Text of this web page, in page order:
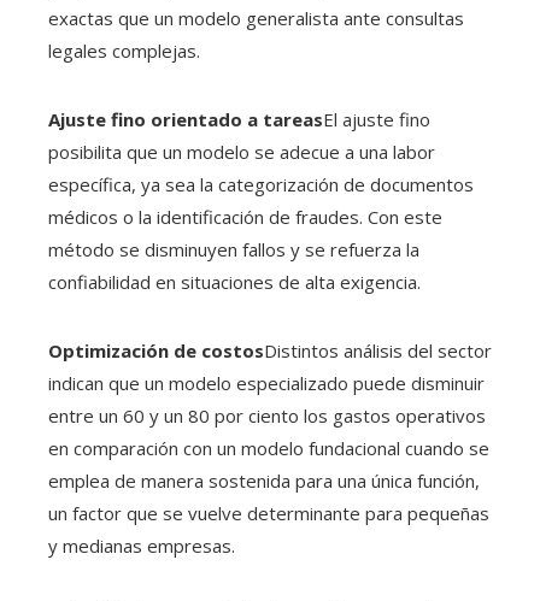
exactas que un modelo generalista ante consultas
legales complejas.
Ajuste fino orientado a tareasEl ajuste fino
posibilita que un modelo se adecue a una labor
específica, ya sea la categorización de documentos
médicos o la identificación de fraudes. Con este
método se disminuyen fallos y se refuerza la
confiabilidad en situaciones de alta exigencia.
Optimización de costosDistintos análisis del sector
indican que un modelo especializado puede disminuir
entre un 60 y un 80 por ciento los gastos operativos
en comparación con un modelo fundacional cuando se
emplea de manera sostenida para una única función,
un factor que se vuelve determinante para pequeñas
y medianas empresas.